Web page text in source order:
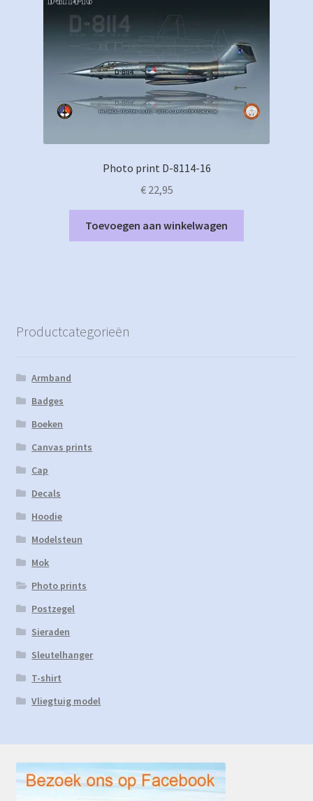
Photo print D-8114-16
€22,95
Toevoegen aan winkelwagen
Productcategorieën
Armband
Badges
Boeken
Canvas prints
Cap
Decals
Hoodie
Modelsteun
Mok
Photo prints
Postzegel
Sieraden
Sleutelhanger
T-shirt
Vliegtuig model